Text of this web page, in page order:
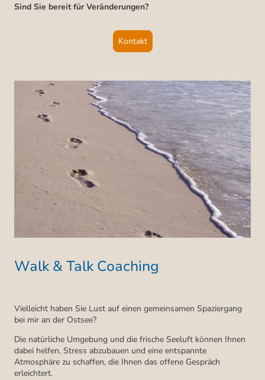
Sind Sie bereit für Veränderungen?
Kontakt
Walk & Talk Coaching
Vielleicht haben Sie Lust auf einen gemeinsamen Spaziergang
bei mir an der Ostsee?
Die natürliche Umgebung und die frische Seeluft können Ihnen
dabei helfen, Stress abzubauen und eine entspannte
Atmosphäre zu schaffen, die Ihnen das offene Gespräch
erleichtert.